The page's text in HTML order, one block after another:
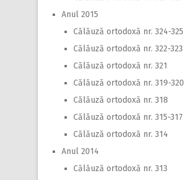
Anul 2015
Călăuză ortodoxă nr. 324-325
Călăuză ortodoxă nr. 322-323
Călăuză ortodoxă nr. 321
Călăuză ortodoxă nr. 319-320
Călăuză ortodoxă nr. 318
Călăuză ortodoxă nr. 315-317
Călăuză ortodoxă nr. 314
Anul 2014
Călăuză ortodoxă nr. 313